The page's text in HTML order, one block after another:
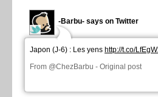
-Barbu- says on Twitter
Japon (J-6) : Les yens http://t.co/
From @ChezBarbu - Original post